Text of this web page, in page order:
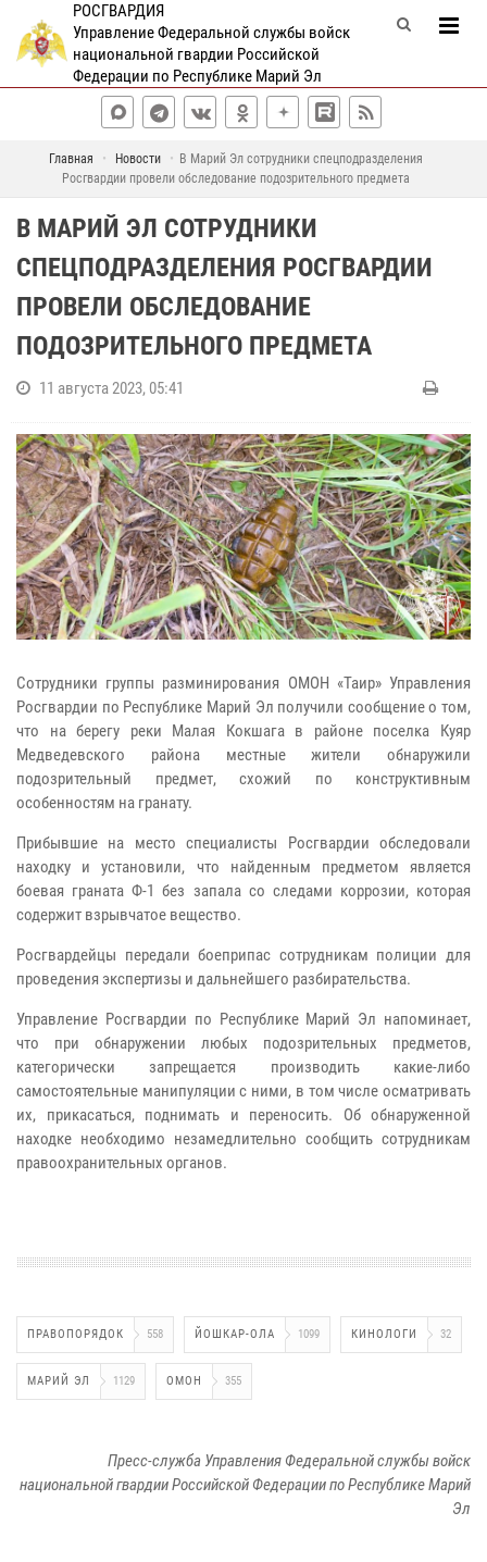
РОСГВАРДИЯ
Управление Федеральной службы войск
национальной гвардии Российской
Федерации по Республике Марий Эл
Главная Новости
В Марий Эл сотрудники спецподразделения
Росгвардии провели обследование подозрительного предмета
В МАРИЙ ЭЛ СОТРУДНИКИ
СПЕЦПОДРАЗДЕЛЕНИЯ РОСГВАРДИИ
ПРОВЕЛИ ОБСЛЕДОВАНИЕ
ПОДОЗРИТЕЛЬНОГО ПРЕДМЕТА
11 августа 2023, 05:41
Сотрудники группы разминирования ОМОН «Таир» Управления
Росгвардии по Республике Марий Эл получили сообщение о том,
что на берегу реки Малая Кокшага в районе поселка Куяр
Медведевского района местные жители обнаружили
подозрительный предмет, схожий по конструктивным
особенностям на гранату.
Прибывшие на место специалисты Росгвардии обследовали
находку и установили, что найденным предметом является
боевая граната Ф-1 без запала со следами коррозии, которая
содержит взрывчатое вещество.
Росгвардейцы передали боеприпас сотрудникам полиции для
проведения экспертизы и дальнейшего разбирательства.
Управление Росгвардии по Республике Марий Эл напоминает,
что при обнаружении любых подозрительных предметов,
категорически запрещается производить какие-либо
самостоятельные манипуляции с ними, в том числе осматривать
их, прикасаться, поднимать и переносить. Об обнаруженной
находке необходимо незамедлительно сообщить сотрудникам
правоохранительных органов.
ПРАВОПОРЯДОК 558 ЙОШКАР-ОЛА 1099 КИНОЛОГИ 32
МАРИЙ ЭЛ 1129 ОМОН 355
Пресс-служба Управления Федеральной службы войск
национальной гвардии Российской Федерации по Республике Марий
Эл